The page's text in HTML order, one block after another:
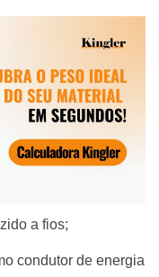
a fios;
condutor de energia